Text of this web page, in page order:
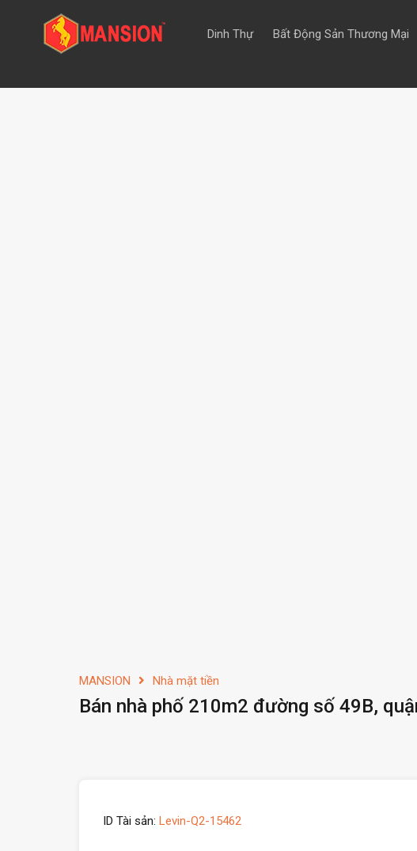
Dinh Thự Bất Động Sản Thương Mại
MANSION Nhà mặt tiền
Bán nhà phố 210m2 đường số 49B,
ID Tài sản: Levin-Q2-15462